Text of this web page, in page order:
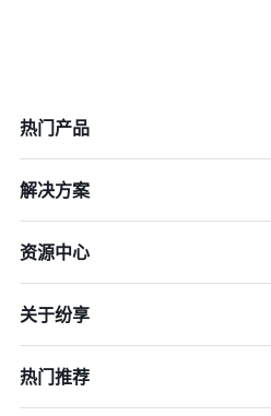
热门产品
解决方案
资源中心
关于纷享
热门推荐